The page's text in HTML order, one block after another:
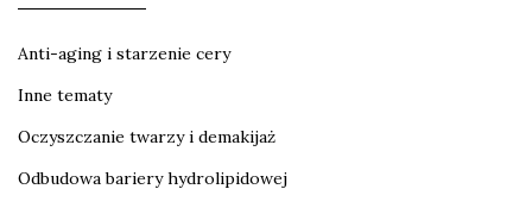
Anti-aging i starzenie cery
Inne tematy
Oczyszczanie twarzy i demakijaż
Odbudowa bariery hydrolipidowej